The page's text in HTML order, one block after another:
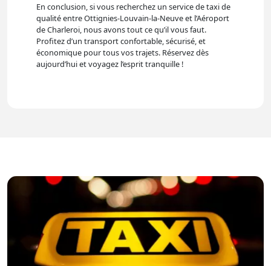
En conclusion, si vous recherchez un service de taxi de
qualité entre Ottignies-Louvain-la-Neuve et l’Aéroport
de Charleroi, nous avons tout ce qu’il vous faut.
Profitez d’un transport confortable, sécurisé, et
économique pour tous vos trajets. Réservez dès
aujourd’hui et voyagez l’esprit tranquille !